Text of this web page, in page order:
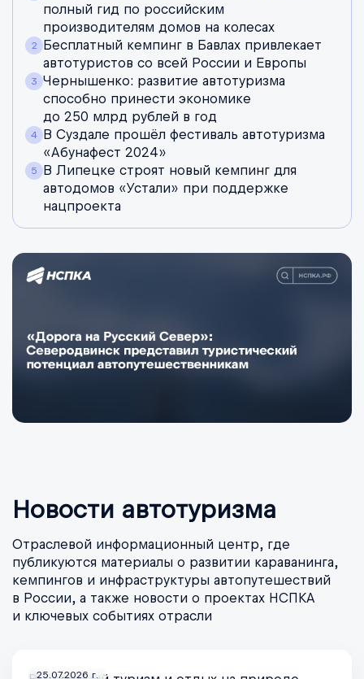
полный гид по российским
производителям домов на колесах
Бесплатный кемпинг в Бавлах привлекает
автотуристов со всей России и Европы
Чернышенко: развитие автотуризма
способно принести экономике
до 250 млрд рублей в год
В Суздале прошёл фестиваль автотуризма
«Абунафест 2024»
В Липецке строят новый кемпинг для
автодомов «Устали» при поддержке
нацпроекта
Новости автотуризма
Отраслевой информационный центр, где
публикуются материалы о развитии караванинга,
кемпингов и инфраструктуры автопутешествий
в России, а также новости о проектах НСПКА
и ключевых событиях отрасли
25.07.2026 г.